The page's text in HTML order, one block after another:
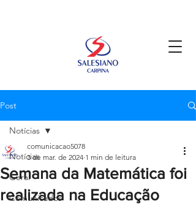
Post
Notícias
Geral
Comunicados
Notícias
Semana da Matemática foi
realizada na Educação
comunicacao5078
3 de mar. de 2024 1 min de leitura